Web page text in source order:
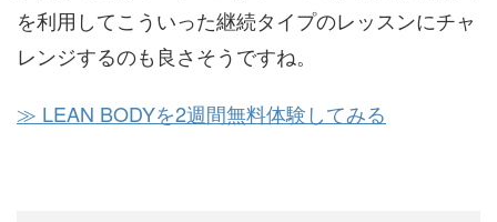
を利用してこういった継続タイプのレッスンにチャ
レンジするのも良さそうですね。
≫ LEAN BODYを2週間無料体験してみる